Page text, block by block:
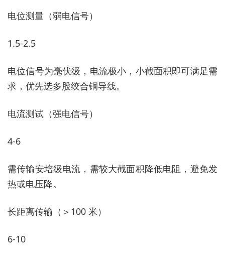
电位测量（弱电信号）
1.5-2.5
电位信号为毫伏级，电流极小，小截面积即可满足需
求，优先选多股绞合铜导线。
电流测试（强电信号）
4-6
需传输安培级电流，需较大截面积降低电阻，避免发
热或电压降。
长距离传输（＞ 100 米）
6-10